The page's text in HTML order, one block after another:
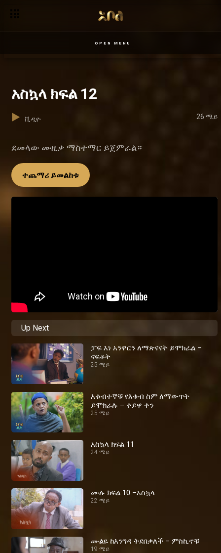
OPEN MENU
አስኳላ ክፍል 12
ቪዲዮ 26 ሜይ
ደመላው ሙዚቃ ማስተማር ይጀምራል።
ተጨማሪ ይመልከቱ
Up Next
ፓፍ እነ አንዋርን ለማጽናናት ይሞክራል –
ናፍቆት
25 ሜይ
እቁብተኞቹ የእቁብ ስም ለማውጥት
ይሞክራሉ – ቀይዋ ቀን
25 ሜይ
አስኳላ ክፍል 11
24 ሜይ
ሙሉ ክፍል 10 –አስኳላ
22 ሜይ
ሙልዬ ከእንግዳ ትደበቃለች – ምስኪኖቹ
19 ሜይ